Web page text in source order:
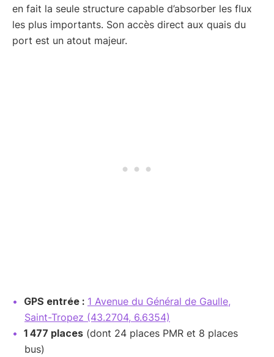
en fait la seule structure capable d’absorber les flux
les plus importants. Son accès direct aux quais du
port est un atout majeur.
GPS entrée : 1 Avenue du Général de Gaulle,
Saint-Tropez (43.2704, 6.6354)
1 477 places (dont 24 places PMR et 8 places
bus)